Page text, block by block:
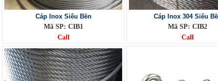
Cáp Inox Siêu Bền
Mã SP: CIB1
Call
Cáp Inox 304 Siêu
Mã SP: CIB2
Call